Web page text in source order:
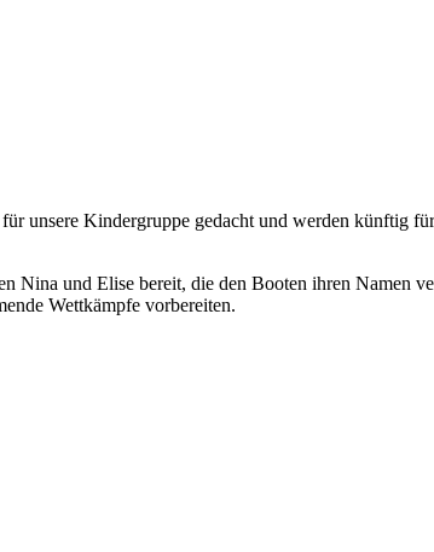
unsere Kindergruppe gedacht und werden künftig
Nina und Elise bereit, die den Booten ihren Namen
Wettkämpfe vorbereiten.